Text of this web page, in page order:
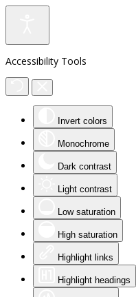
Accessibility Tools
Invert colors
Monochrome
Dark contrast
Light contrast
Low saturation
High saturation
Highlight links
Highlight headings